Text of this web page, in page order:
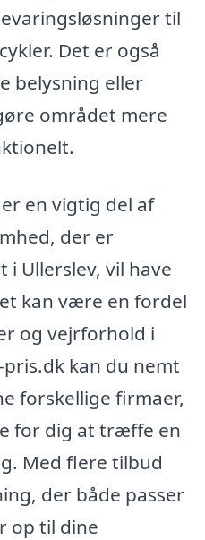
til
Det er også
belysning eller
området mere
en vigtig del af
der er
i Ullerslev, vil have
kan være en fordel
og vejrforhold i
kan du nemt
forskellige firmaer,
for dig at træffe en
Med flere tilbud
der både passer
op til dine